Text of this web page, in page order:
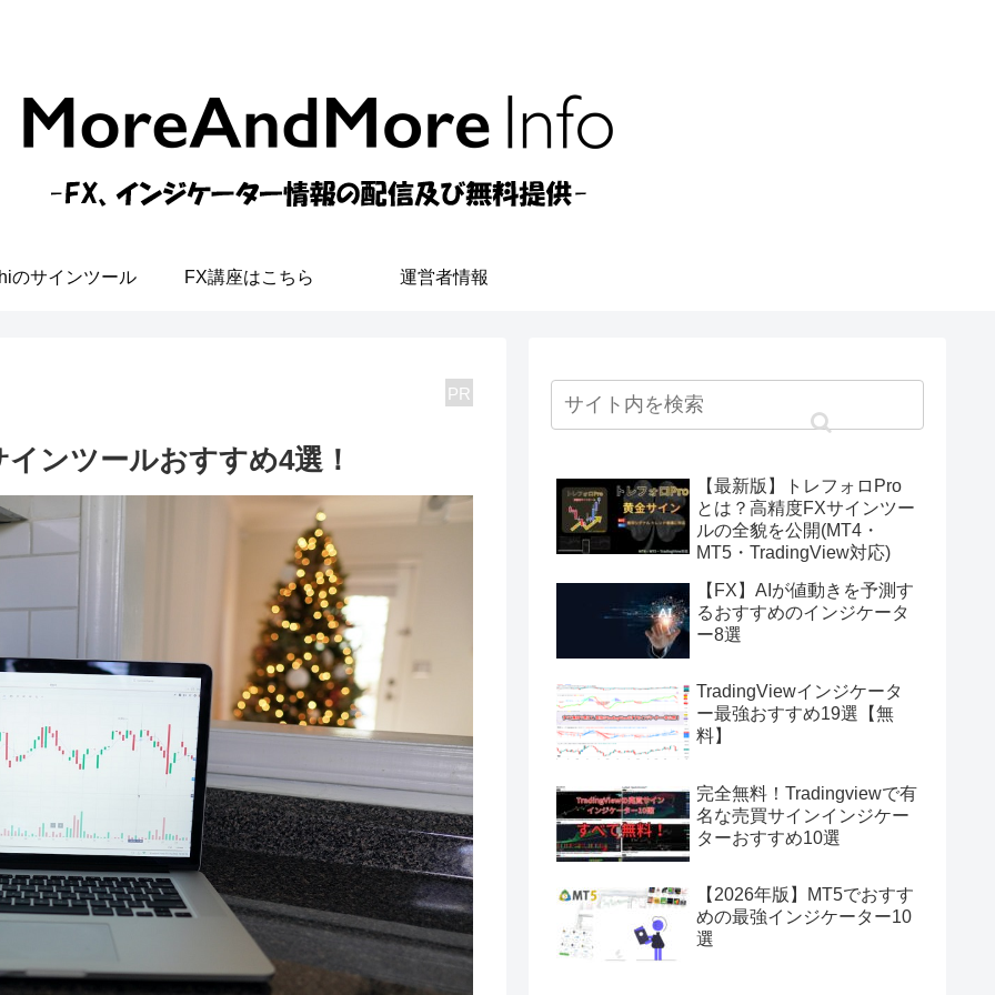
のサインツール FX講座はこちら 運営者情報
PR
ンツールおすすめ4選！
【最新版】トレフォロPro
とは？高精度FXサインツー
ルの全貌を公開(MT4・
MT5・TradingView対応)
【FX】AIが値動きを予測す
るおすすめのインジケータ
ー8選
TradingViewインジケータ
ー最強おすすめ19選【無
料】
完全無料！Tradingviewで有
名な売買サインインジケー
ターおすすめ10選
【2026年版】MT5でおすす
めの最強インジケーター10
選